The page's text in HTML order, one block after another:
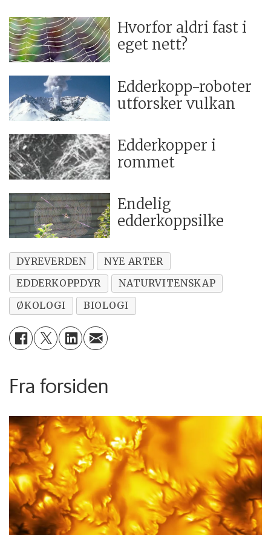
Hvorfor aldri fast i
eget nett?
Edderkopp-roboter
utforsker vulkan
Edderkopper i
rommet
Endelig
edderkoppsilke
DYREVERDEN
NYE ARTER
EDDERKOPPDYR
NATURVITENSKAP
ØKOLOGI
BIOLOGI
Fra forsiden